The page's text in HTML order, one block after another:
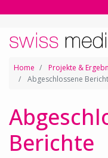
Home Projekte &
Abgeschlossene
Berichte